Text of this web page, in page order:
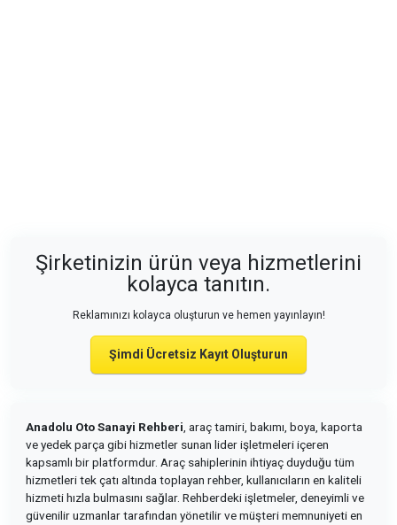
Şirketinizin ürün veya hizmetlerini
kolayca tanıtın.
Reklamınızı kolayca oluşturun ve hemen yayınlayın!
Şimdi Ücretsiz Kayıt Oluşturun
Anadolu Oto Sanayi Rehberi , araç tamiri, bakımı, boya, kaporta
ve yedek parça gibi hizmetler sunan lider işletmeleri içeren
kapsamlı bir platformdur. Araç sahiplerinin ihtiyaç duyduğu tüm
hizmetleri tek çatı altında toplayan rehber, kullanıcıların en kaliteli
hizmeti hızla bulmasını sağlar. Rehberdeki işletmeler, deneyimli ve
güvenilir uzmanlar tarafından yönetilir ve müşteri memnuniyeti en